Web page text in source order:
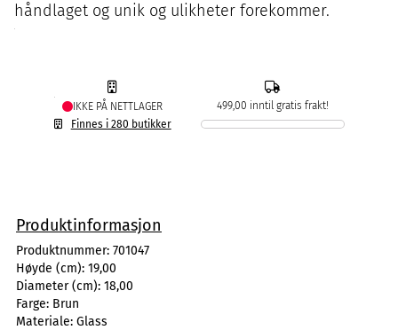
håndlaget og unik og ulikheter forekommer.
IKKE PÅ NETTLAGER
Finnes i 280 butikker
499,00 inntil gratis frakt!
Produktinformasjon
Produktnummer: 701047
Høyde (cm): 19,00
Diameter (cm): 18,00
Farge: Brun
Materiale: Glass